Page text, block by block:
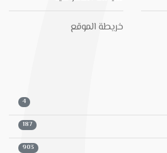
خريطة الموقع
4
187
903